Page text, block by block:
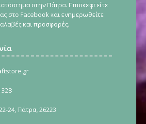
στην Πάτρα. Επισκεφτείτε
στο Facebook και ενημερωθείτε
και προσφορές.
328
24, Πάτρα, 26223